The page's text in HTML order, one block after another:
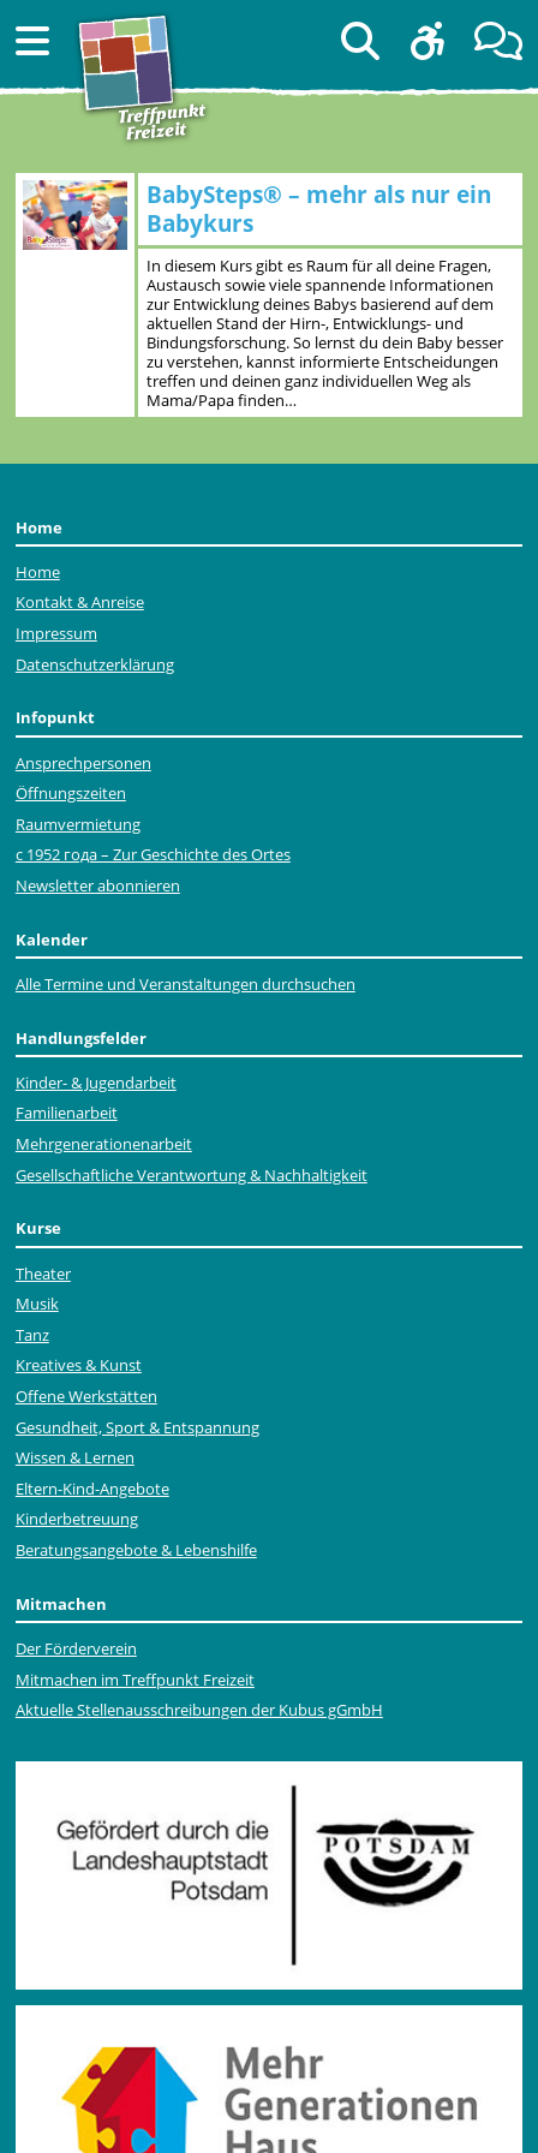
BabySteps® – mehr als nur ein
Babykurs
In diesem Kurs gibt es Raum für all deine Fragen,
Austausch sowie viele spannende Informationen
zur Entwicklung deines Babys basierend auf dem
aktuellen Stand der Hirn-, Entwicklungs- und
Bindungsforschung. So lernst du dein Baby besser
zu verstehen, kannst informierte Entscheidungen
treffen und deinen ganz individuellen Weg als
Mama/Papa finden…
Home
Home
Kontakt & Anreise
Impressum
Datenschutzerklärung
Infopunkt
Ansprechpersonen
Öffnungszeiten
Raumvermietung
с 1952 года – Zur Geschichte des Ortes
Newsletter abonnieren
Kalender
Alle Termine und Veranstaltungen durchsuchen
Handlungsfelder
Kinder- & Jugendarbeit
Familienarbeit
Mehr­generationen­arbeit
Gesellschaftliche Verantwortung & Nachhaltigkeit
Kurse
Theater
Musik
Tanz
Kreatives & Kunst
Offene Werkstätten
Gesundheit, Sport & Entspannung
Wissen & Lernen
Eltern-Kind-Angebote
Kinderbetreuung
Beratungsangebote & Lebenshilfe
Mitmachen
Der Förderverein
Mitmachen im Treffpunkt Freizeit
Aktuelle Stellen­ausschrei­bungen der Kubus gGmbH